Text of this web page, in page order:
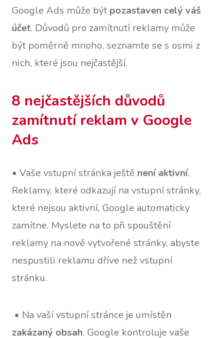
Google Ads může být pozastaven celý váš
účet. Důvodů pro zamítnutí reklamy může
být poměrně mnoho, seznamte se s osmi z
nich, které jsou nejčastější.
8 nejčastějších důvodů
zamítnutí reklam v Google
Ads
• Vaše vstupní stránka ještě není aktivní.
Reklamy, které odkazují na vstupní stránky,
které nejsou aktivní, Google automaticky
zamítne. Myslete na to při spouštění
reklamy na nově vytvořené stránky, abyste
nespustili reklamu dříve než vstupní
stránku.
• Na vaší vstupní stránce je umístěn
zakázaný obsah. Google kontroluje vaše